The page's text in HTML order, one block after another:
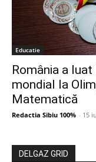
Educatie
România a
mondial la
Matematică
Redactia Sibiu 100% - 15
DELGAZ GRID